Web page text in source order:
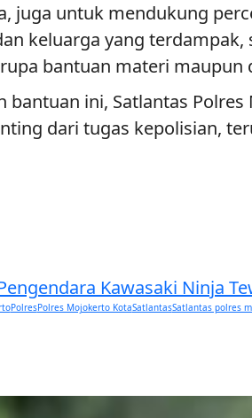
juga untuk mendukung
keluarga yang
bantuan materi maupun
bantuan ini, Satlantas
dari tugas kepolisian,
Kawasaki Ninja
PolresPolres Mojokerto KotaSatlantasSatlantas polres